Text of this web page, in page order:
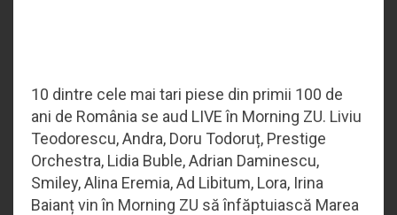
10 dintre cele mai tari piese din primii 100 de
ani de România se aud LIVE în Morning ZU. Liviu
Teodorescu, Andra, Doru Todoruț, Prestige
Orchestra, Lidia Buble, Adrian Daminescu,
Smiley, Alina Eremia, Ad Libitum, Lora, Irina
Baianț vin în Morning ZU să înfăptuiască Marea